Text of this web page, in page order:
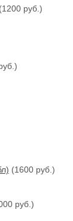
(1200 руб.)
(1600 руб.)
руб.)